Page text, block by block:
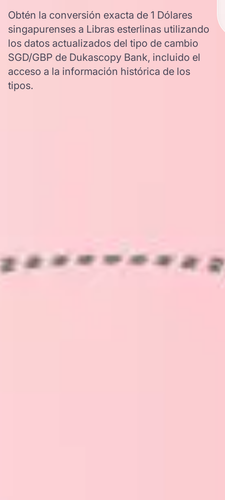
Obtén la conversión exacta de 1 Dólares
singapurenses a Libras esterlinas utilizando
los datos actualizados del tipo de cambio
SGD/GBP de Dukascopy Bank, incluido el
acceso a la información histórica de los
tipos.